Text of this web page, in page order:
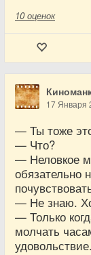
10 оценок
17 Января
— Ты тоже
— Что?
— Неловкое
обязательно
— Не знаю.
— Только
молчать
удовольствие.